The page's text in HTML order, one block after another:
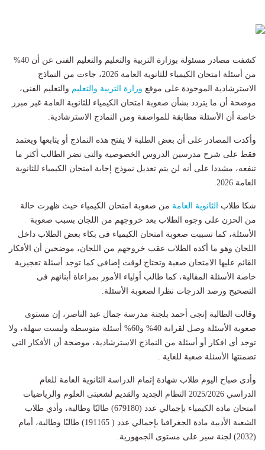
كشفت مصادر مسئولة بوزارة التربية والتعليم والتعليم الفنى عن أن 40%
من أسئلة امتحان الكيمياء للثانوية العامة 2026، جاءت من النماذج
الاسترشادية الموجودة على موقع وزارة التربية والتعليم والتعليم الفنى،
موضحة أن ما يتردد بشأن صعوبة امتحان الكيمياء للثانوية العامة غير مبرر
خاصة أن الأسئلة مطابقة للمواصفة ومن النماذج الاسترشادية.
وأكدت المصادر على أن بعض الطلبة لا يفتح هذه النماذج أو يتابعها ويعتمد
فقط على شرح مدرسين الدروس الخصوصية والتى تضر الطالب أكثر ما
تنفعه، مشددا على أنه لن يتم تعديل نموذج إجابة امتحان الكيمياء للثانوية
العامة 2026.
شكا طلاب الثانوية العامة من صعوبة امتحان الكيمياء حيث ظهرت حالة
من الحزن على وجوه الطلاب بعد خروجهم من اللجان بسبب صعوبة
الأسئلة، كما تسببت صعوبة امتحان الكيمياء فى بكاء بعض الطلاب داخل
اللجان وهو ما أكده الطلاب عقب خروجهم من اللجان، موضحين أن الأفكار
القائم عليها الامتحان صعبة وتحتاج لوقت إضافى كما توجد أسئلة تعجيزية
خاصة الأسئلة المقالية، كما طالب أولياء الأمور بمراعاة أبنائهم فى
التصحيح ورصد الدرجات نظرا لصعوبة الأسئلة.
وقالت الطالبة إنجى أحمد بلجنة مدرسة جمال عبد الناصر، إن مستوى
صعوبة الأسئلة وصل لقرابة 40% و60% أسئلة متوسطة وليست سهلة، ولا
توجد أى افكار أو أسئلة من النماذج الاسترشادية، موضحة أن الأفكار التى
تضمنتها الأسئلة صعبة للغاية .
وأدى صباح اليوم طلاب شهادة إتمام الدراسة الثانوية العامة للعام
الدراسي 2025/2026 النظام الجديد والقديم لشعبتى العلوم والرياضيات
امتحان مادة الكيمياء بإجمالي عدد (679180) طالبًا وطالبة، وأدي طلاب
الشعبة الأدبية مادة الجغرافيا بإجمالي عدد ( 191165) طالبًا وطالبة، أمام
(2032) لجنة سير على مستوى الجمهورية.